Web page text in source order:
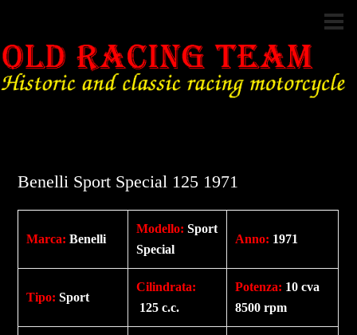
Benelli Sport Special 125 1971
Marca: Benelli
Modello: Sport
Special
Anno: 1971
Tipo: Sport
Cilindrata:
125 c.c.
Potenza: 10 cva
8500 rpm